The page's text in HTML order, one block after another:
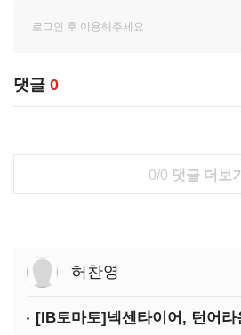
댓글 0
0/0 댓글 더보기
허찬영